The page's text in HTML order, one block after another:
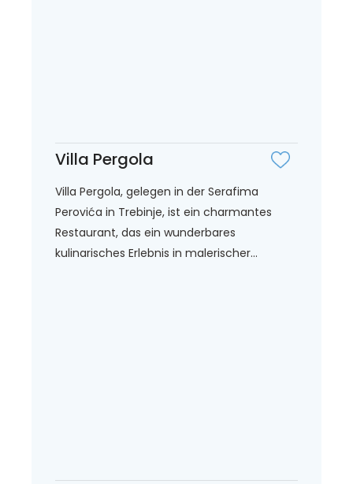
Villa Pergola
Villa Pergola, gelegen in der Serafima
Perovića in Trebinje, ist ein charmantes
Restaurant, das ein wunderbares
kulinarisches Erlebnis in malerischer...